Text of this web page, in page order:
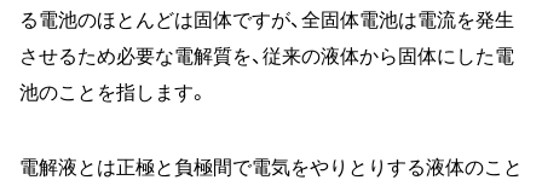
る電池のほとんどは固体ですが、全固体電池は電流を発生
させるため必要な電解質を、従来の液体から固体にした電
池のことを指します。
電解液とは正極と負極間で電気をやりとりする液体のこと